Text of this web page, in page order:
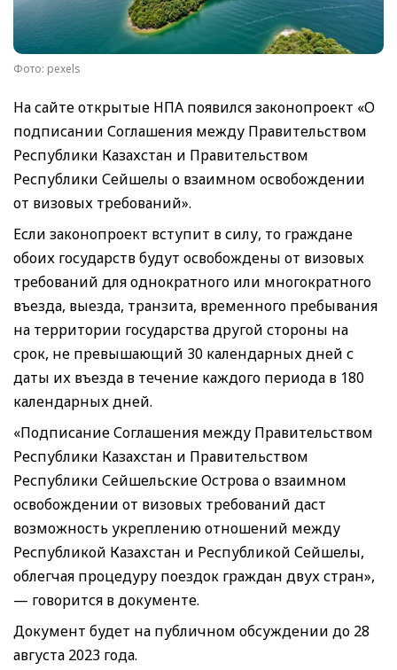
Фото: pexels
На сайте открытые НПА появился законопроект «О
подписании Соглашения между Правительством
Республики Казахстан и Правительством
Республики Сейшелы о взаимном освобождении
от визовых требований».
Если законопроект вступит в силу, то граждане
обоих государств будут освобождены от визовых
требований для однократного или многократного
въезда, выезда, транзита, временного пребывания
на территории государства другой стороны на
срок, не превышающий 30 календарных дней с
даты их въезда в течение каждого периода в 180
календарных дней.
«Подписание Соглашения между Правительством
Республики Казахстан и Правительством
Республики Сейшельские Острова о взаимном
освобождении от визовых требований даст
возможность укреплению отношений между
Республикой Казахстан и Республикой Сейшелы,
облегчая процедуру поездок граждан двух стран»,
— говорится в документе.
Документ будет на публичном обсуждении до 28
августа 2023 года.